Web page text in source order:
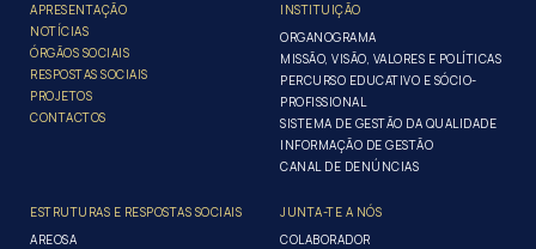
APRESENTAÇÃO
NOTÍCIAS
ÓRGÃOS SOCIAIS
RESPOSTAS SOCIAIS
PROJETOS
CONTACTOS
INSTITUIÇÃO
ORGANOGRAMA
MISSÃO, VISÃO, VALORES E POLÍTICAS
PERCURSO EDUCATIVO E SÓCIO-
PROFISSIONAL
SISTEMA DE GESTÃO DA QUALIDADE
INFORMAÇÃO DE GESTÃO
CANAL DE DENÚNCIAS
ESTRUTURAS E RESPOSTAS SOCIAIS
AREOSA
JUNTA-TE A NÓS
COLABORADOR